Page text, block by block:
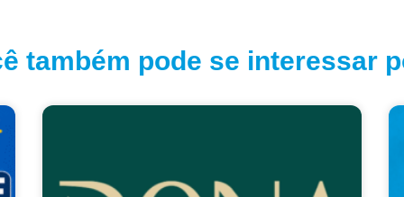
também pode se interessar